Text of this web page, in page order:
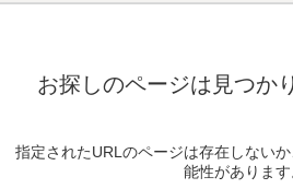
お探しのページは見つか
指定されたURLのページは存在しない
能性があります